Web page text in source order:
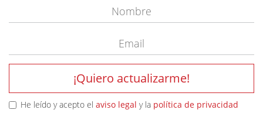
¡Quiero actualizarme!
He leído y acepto el aviso legal y la política de privacidad